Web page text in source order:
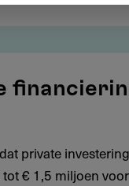
private
€ 1,5 miljoen